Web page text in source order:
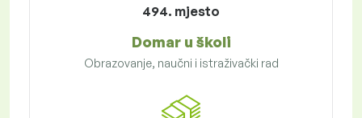
494. mjesto
Domar u školi
Obrazovanje, naučni i istraživački rad